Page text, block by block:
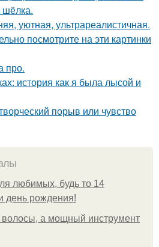
шёлка.
уютная, ультрареалистичная.
посмотрите на эти картинки
про.
история как я была лысой и
порыв или чувство
любимых, будь то 14
день рождения!
волосы, а мощный инструмент